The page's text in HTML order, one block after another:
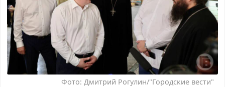
Фото: Дмитрий Рогулин/"Городские вести"